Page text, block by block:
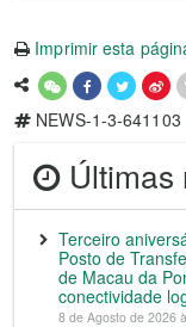
Imprimir esta
NEWS-1-3-641103
Últimas
Terceiro
Posto de
de Macau da
conectividade
8 de Agosto de 2026